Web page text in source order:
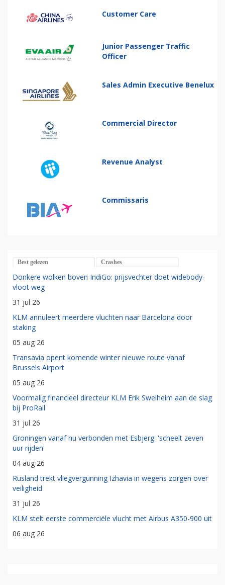
Customer Care
Junior Passenger Traffic
Officer
Sales Admin Executive Benelux
Commercial Director
Revenue Analyst
Commissaris
Best gelezen Crashes
Donkere wolken boven IndiGo: prijsvechter doet widebody-
vloot weg
31 jul 26
KLM annuleert meerdere vluchten naar Barcelona door
staking
05 aug 26
Transavia opent komende winter nieuwe route vanaf
Brussels Airport
05 aug 26
Voormalig financieel directeur KLM Erik Swelheim aan de slag
bij ProRail
31 jul 26
Groningen vanaf nu verbonden met Esbjerg: 'scheelt zeven
uur rijden'
04 aug 26
Rusland trekt vliegvergunning Izhavia in wegens zorgen over
veiligheid
31 jul 26
KLM stelt eerste commerciële vlucht met Airbus A350-900 uit
06 aug 26